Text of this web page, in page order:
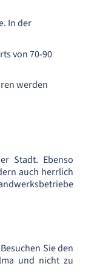
In der
von 70-90
werden
Stadt. Ebenso
auch herrlich
Sie den
und nicht zu